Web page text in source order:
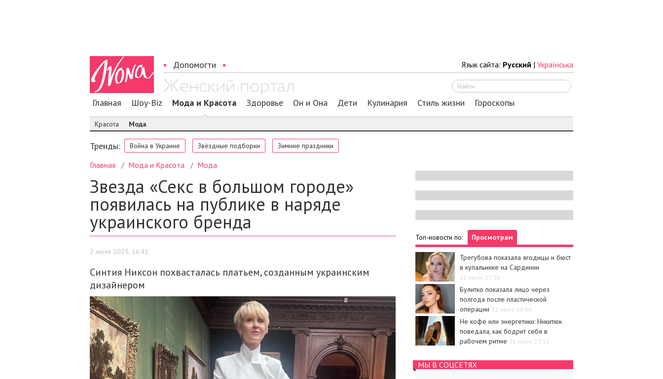
Допомогти Язык сайта: Русский | Українська
Главная Шоу-Biz Мода и Красота Здоровье Он и Она Дети Кулинария Стиль жизни Гороскопы
Красота Мода
Тренды: Война в Украине Звёздные подборки Зимние праздники
Главная Мода и Красота Мода
Звезда «Секс в большом городе»
появилась на публике в наряде
украинского бренда
2 июля 2025, 16:41
Синтия Никсон похвасталась платьем, созданным украинским
дизайнером
Топ-новости по: Просмотрам
Трегубова показала ягодицы и бюст
в купальнике на Сардинии
31 июля, 21:36
Булитко показала лицо через
полгода после пластической
операции 31 июля, 18:04
Не кофе или энергетики: Никитюк
поведала, как бодрит себя в
рабочем ритме 31 июля, 23:11
МЫ В СОЦСЕТЯХ